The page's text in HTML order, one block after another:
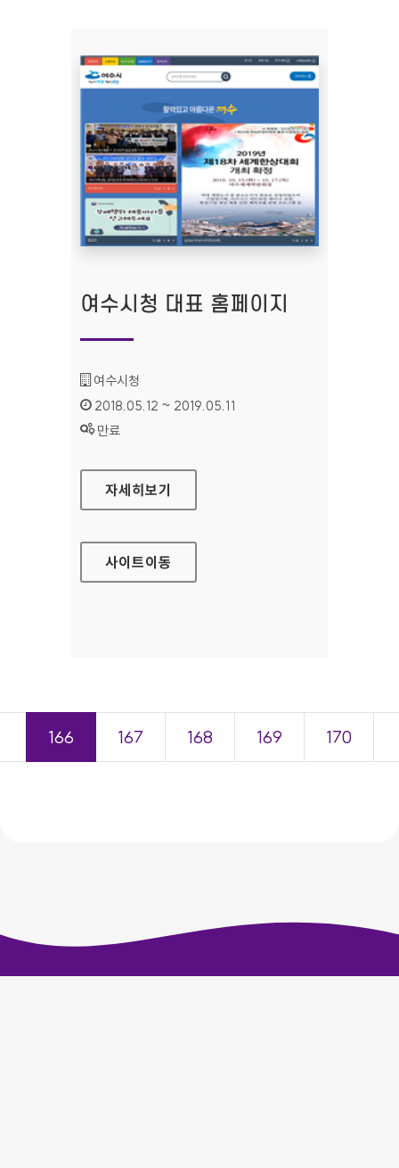
여수시청 대표 홈페이지
기관명 :
여수시청
인증기간 :
2018.05.12 ~ 2019.05.11
상태 :
만료
여수시청 대표 홈페이지
자세히보기
사이트이동
166 167 168 169 170